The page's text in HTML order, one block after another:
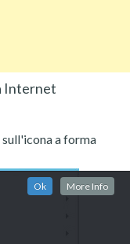
Internet
a forma
Ok More Info